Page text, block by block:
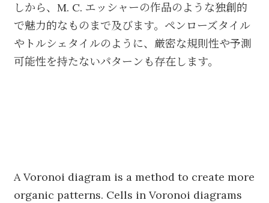
しから、M. C. エッシャーの作品のような独創的
で魅力的なものまで及びます。ペンローズタイル
やトルシェタイルのように、厳密な規則性や予測
可能性を持たないパターンも存在します。
A Voronoi diagram is a method to create more
organic patterns. Cells in Voronoi diagrams